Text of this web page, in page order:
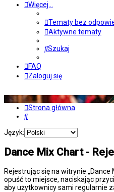
Więcej…
Tematy bez
Aktywne tematy
Szukaj
FAQ
Zaloguj się
Strona główna
Szukaj
Język:
Dance Mix Chart -
Rejestrując się na witrynie
opuść to miejsce, naciskając
aby użytkownicy sami regularnie